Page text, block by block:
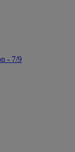
- 7/9